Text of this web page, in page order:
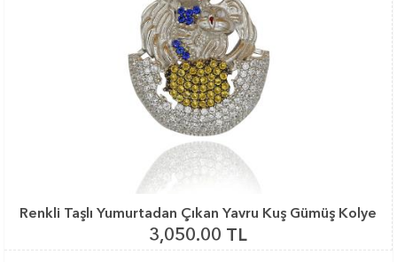
Renkli Taşlı Yumurtadan Çıkan Yavru Kuş Gümüş Kolye
3,050.00 TL